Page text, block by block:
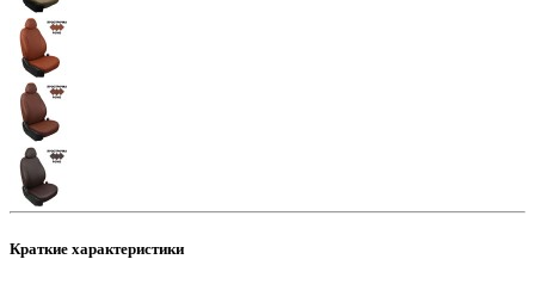
Краткие характеристики